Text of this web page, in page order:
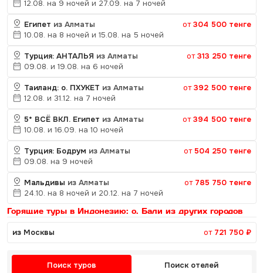
12.08. на 9 ночей и 27.09. на 7 ночей
Египет из Алматы от304 500 тенге
10.08. на 8 ночей и 15.08. на 5 ночей
Турция: АНТАЛЬЯ из Алматы от313 250 тенге
09.08. и 19.08. на 6 ночей
Таиланд: о. ПХУКЕТ из Алматы от392 500 тенге
12.08. и 31.12. на 7 ночей
5* ВСЁ ВКЛ. Египет из Алматы от394 500 тенге
10.08. и 16.09. на 10 ночей
Турция: Бодрум из Алматы от504 250 тенге
09.08. на 9 ночей
Мальдивы из Алматы от 785 750 тенге
24.10. на 8 ночей и 20.12. на 7 ночей
Горящие туры в Индонезию: о. Бали из других городов
из Москвы от 721 750 ₽
Поиск туров Поиск отелей